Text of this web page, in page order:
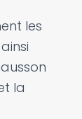
les
la